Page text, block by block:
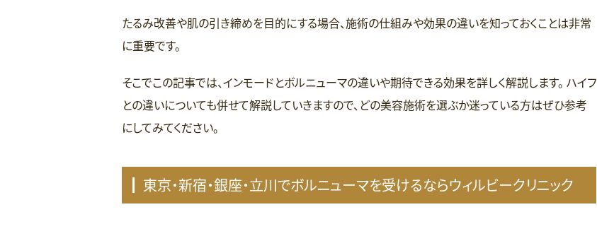
たるみ改善や肌の引き締めを目的にする場合、施術の仕組みや効果の違いを知っておくことは非常
に重要です。
そこでこの記事では、インモードとボルニューマの違いや期待できる効果を詳しく解説します。 ハイフ
との違いについても併せて解説していきますので、どの美容施術を選ぶか迷っている方はぜひ参考
にしてみてください。
東京・新宿・銀座・立川でボルニューマを受けるならウィルビークリニック